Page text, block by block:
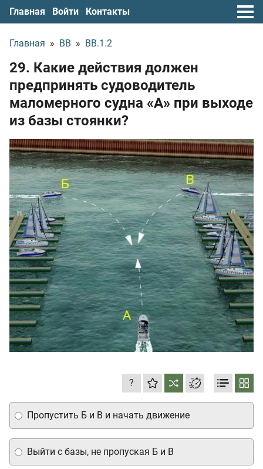
Главная Войти Контакты
Главная » ВВ » ВВ.1.2
29. Какие действия должен
предпринять судоводитель
маломерного судна «А» при выходе
из базы стоянки?
?
Выйти с базы, не пропуская Б и В
Пропустить Б и В и начать движение